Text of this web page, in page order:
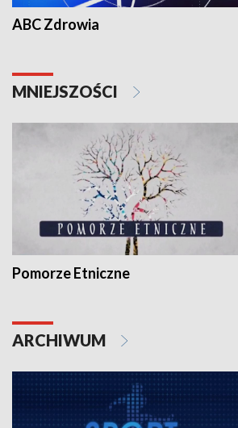
ABC Zdrowia
MNIEJSZOŚCI
Pomorze Etniczne
ARCHIWUM